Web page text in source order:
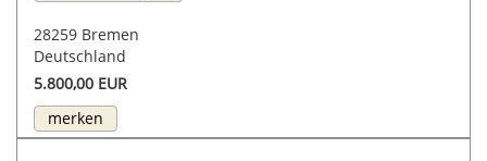
28259 Bremen
Deutschland
5.800,00 EUR
merken